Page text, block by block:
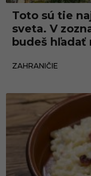
Toto sú tie
sveta. V
budeš hľadať
ZAHRANIČIE